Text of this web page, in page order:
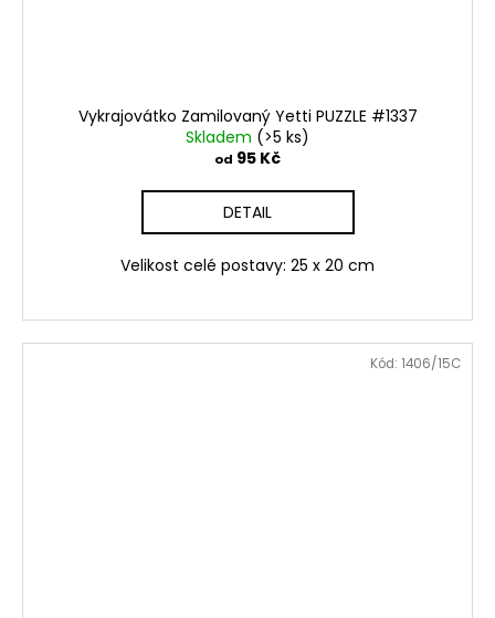
Vykrajovátko Zamilovaný Yetti PUZZLE #1337
Skladem (>5 ks)
od 95 Kč
DETAIL
Velikost celé postavy: 25 x 20 cm
Kód: 1406/15C